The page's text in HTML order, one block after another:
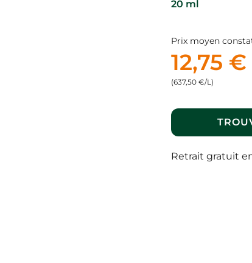
20 ml
Prix moyen
12,75 €
(637,50 €/L)
Retrait gratuit